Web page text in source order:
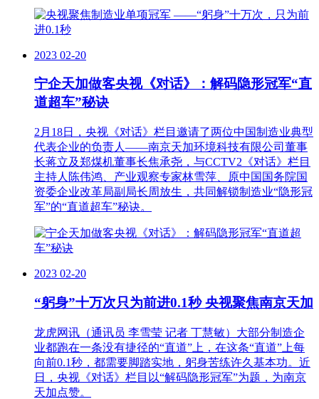
2023 02-20
宁企天加做客央视《对话》：解码隐形冠军“直
道超车”秘诀
2月18日，央视《对话》栏目邀请了两位中国制造业典型
代表企业的负责人——南京天加环境科技有限公司董事
长蒋立及郑煤机董事长焦承尧，与CCTV2《对话》栏目
主持人陈伟鸿、产业观察专家林雪萍、原中国国务院国
资委企业改革局副局长周放生，共同解锁制造业“隐形冠
军”的“直道超车”秘诀。
2023 02-20
“躬身”十万次只为前进0.1秒 央视聚焦南京天加
龙虎网讯（通讯员 李雪莹 记者 丁慧敏）大部分制造企
业都跑在一条没有捷径的“直道”上，在这条“直道”上每
向前0.1秒，都需要脚踏实地，躬身苦练许久基本功。近
日，央视《对话》栏目以“解码隐形冠军”为题，为南京
天加点赞。